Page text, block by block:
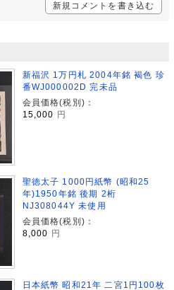
新規コメントを書き込む
新福沢 1万円札 2004年銘 褐色 珍
番WJ000002D 完未品
会員価格(税別)：
15,000
円
聖徳太子 1000円紙幣 (昭和25
年)1950年銘 後期 2桁
NJ308044Y 未使用
会員価格(税別)：
8,000
円
日本紙幣 昭和21年 二宮1円100枚